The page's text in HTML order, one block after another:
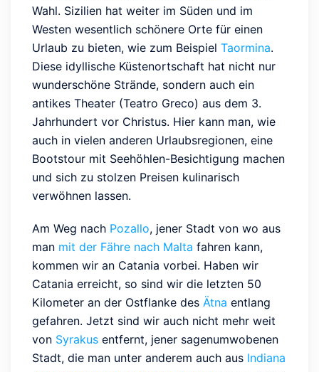
Wahl. Sizilien hat weiter im Süden und im
Westen wesentlich schönere Orte für einen
Urlaub zu bieten, wie zum Beispiel Taormina.
Diese idyllische Küstenortschaft hat nicht nur
wunderschöne Strände, sondern auch ein
antikes Theater (Teatro Greco) aus dem 3.
Jahrhundert vor Christus. Hier kann man, wie
auch in vielen anderen Urlaubsregionen, eine
Bootstour mit Seehöhlen-Besichtigung machen
und sich zu stolzen Preisen kulinarisch
verwöhnen lassen.
Am Weg nach Pozallo, jener Stadt von wo aus
man mit der Fähre nach Malta fahren kann,
kommen wir an Catania vorbei. Haben wir
Catania erreicht, so sind wir die letzten 50
Kilometer an der Ostflanke des Ätna entlang
gefahren. Jetzt sind wir auch nicht mehr weit
von Syrakus entfernt, jener sagenumwobenen
Stadt, die man unter anderem auch aus Indiana